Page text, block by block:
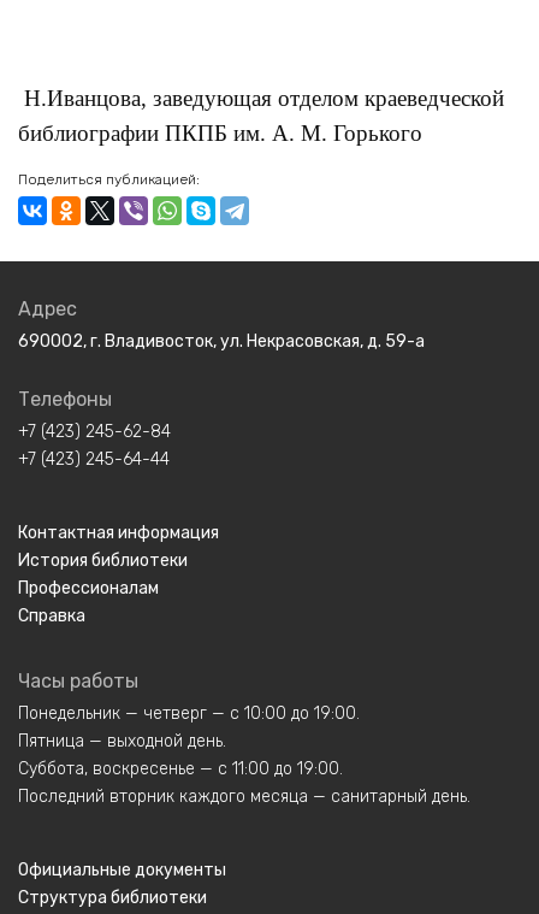
Н.Иванцова, заведующая отделом краеведческой
библиографии ПКПБ им. А. М. Горького
Поделиться публикацией:
Адрес
690002, г. Владивосток, ул. Некрасовская, д. 59-а
Телефоны
+7 (423) 245-62-84
+7 (423) 245-64-44
Контактная информация
История библиотеки
Профессионалам
Справка
Часы работы
Понедельник — четверг — с 10:00 до 19:00.
Пятница — выходной день.
Суббота, воскресенье — с 11:00 до 19:00.
Последний вторник каждого месяца — санитарный день.
Официальные документы
Структура библиотеки